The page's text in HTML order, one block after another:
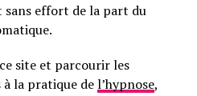
effort de la part du
site et parcourir les
la pratique del’hypnose,